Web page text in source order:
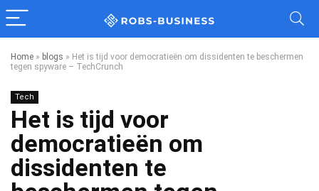
Home » blogs » Het is tijd voor democratieën om dissidenten te beschermen
tegen spyware – TechCrunch
Tech
Het is tijd voor
democratieën om
dissidenten te